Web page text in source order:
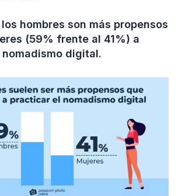
hombres son más propensos
(59% frente al 41%) a
digital.